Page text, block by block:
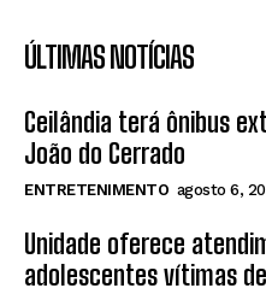
ÚLTIMAS NOTÍCIAS
Ceilândia terá ônibus
João do Cerrado
ENTRETENIMENTO agosto 6,
Unidade oferece
adolescentes vítimas